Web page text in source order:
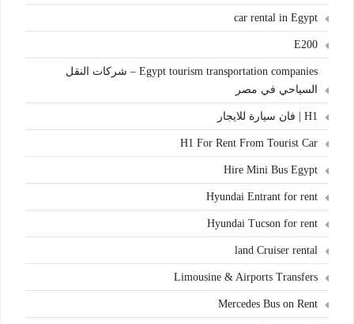
car rental in Egypt
E200
Egypt tourism transportation companies – شركات النقل
السياحي في مصر
H1 | فان سيارة للايجار
H1 For Rent From Tourist Car
Hire Mini Bus Egypt
Hyundai Entrant for rent
Hyundai Tucson for rent
land Cruiser rental
Limousine & Airports Transfers
Mercedes Bus on Rent